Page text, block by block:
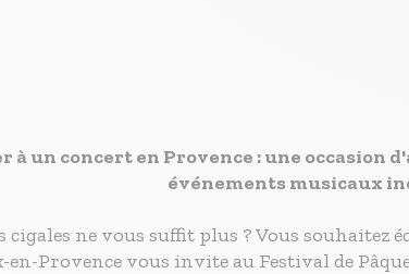
à un concert en Provence : une occasion
événements musicaux
cigales ne vous suffit plus ? Vous souhaitez
en-Provence vous invite au Festival de